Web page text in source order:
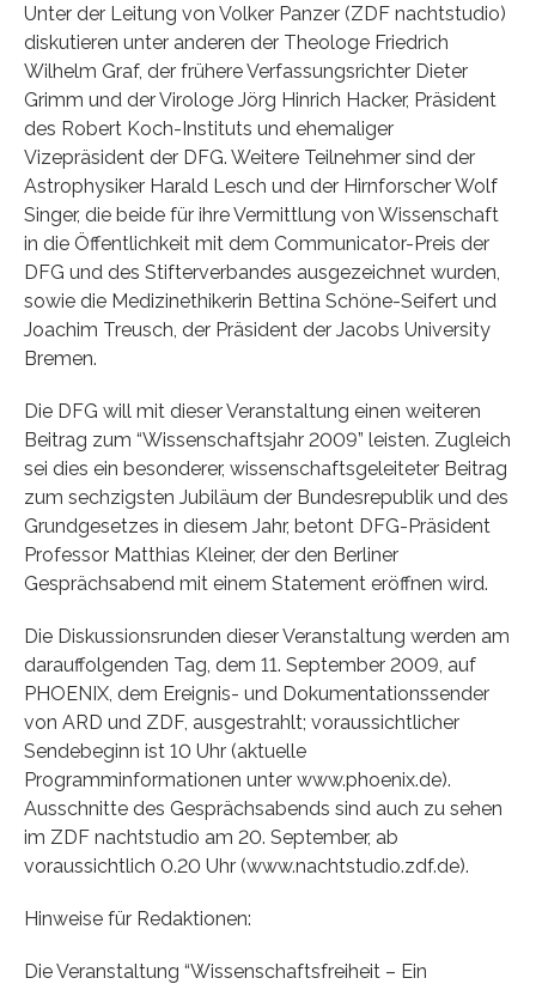
Unter der Leitung von Volker Panzer (ZDF nachtstudio)
diskutieren unter anderen der Theologe Friedrich
Wilhelm Graf, der frühere Verfassungsrichter Dieter
Grimm und der Virologe Jörg Hinrich Hacker, Präsident
des Robert Koch-Instituts und ehemaliger
Vizepräsident der DFG. Weitere Teilnehmer sind der
Astrophysiker Harald Lesch und der Hirnforscher Wolf
Singer, die beide für ihre Vermittlung von Wissenschaft
in die Öffentlichkeit mit dem Communicator-Preis der
DFG und des Stifterverbandes ausgezeichnet wurden,
sowie die Medizinethikerin Bettina Schöne-Seifert und
Joachim Treusch, der Präsident der Jacobs University
Bremen.
Die DFG will mit dieser Veranstaltung einen weiteren
Beitrag zum “Wissenschaftsjahr 2009” leisten. Zugleich
sei dies ein besonderer, wissenschaftsgeleiteter Beitrag
zum sechzigsten Jubiläum der Bundesrepublik und des
Grundgesetzes in diesem Jahr, betont DFG-Präsident
Professor Matthias Kleiner, der den Berliner
Gesprächsabend mit einem Statement eröffnen wird.
Die Diskussionsrunden dieser Veranstaltung werden am
darauffolgenden Tag, dem 11. September 2009, auf
PHOENIX, dem Ereignis- und Dokumentationssender
von ARD und ZDF, ausgestrahlt; voraussichtlicher
Sendebeginn ist 10 Uhr (aktuelle
Programminformationen unter www.phoenix.de).
Ausschnitte des Gesprächsabends sind auch zu sehen
im ZDF nachtstudio am 20. September, ab
voraussichtlich 0.20 Uhr (www.nachtstudio.zdf.de).
Hinweise für Redaktionen:
Die Veranstaltung “Wissenschaftsfreiheit – Ein